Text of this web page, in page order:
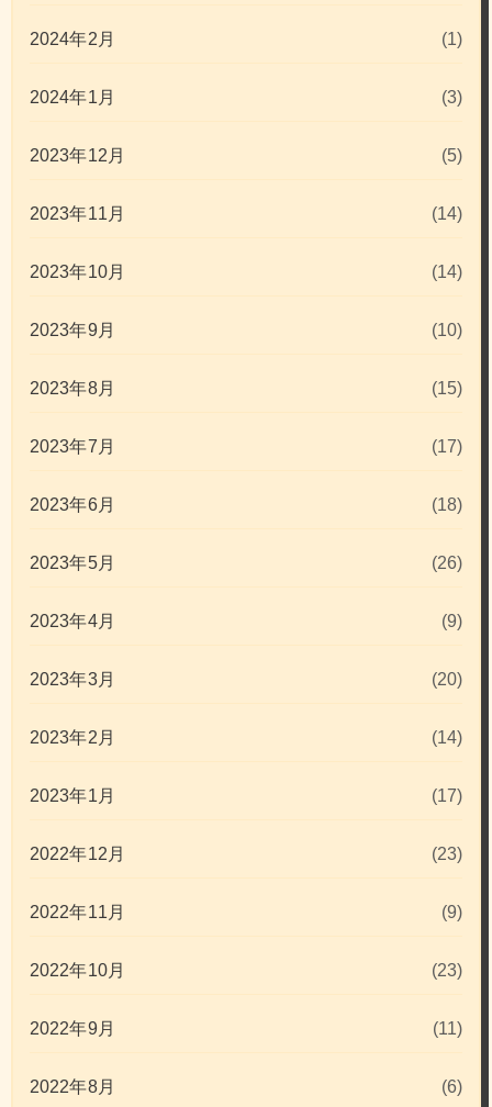
2024年2月 (1)
2024年1月 (3)
2023年12月 (5)
2023年11月 (14)
2023年10月 (14)
2023年9月 (10)
2023年8月 (15)
2023年7月 (17)
2023年6月 (18)
2023年5月 (26)
2023年4月 (9)
2023年3月 (20)
2023年2月 (14)
2023年1月 (17)
2022年12月 (23)
2022年11月 (9)
2022年10月 (23)
2022年9月 (11)
2022年8月 (6)